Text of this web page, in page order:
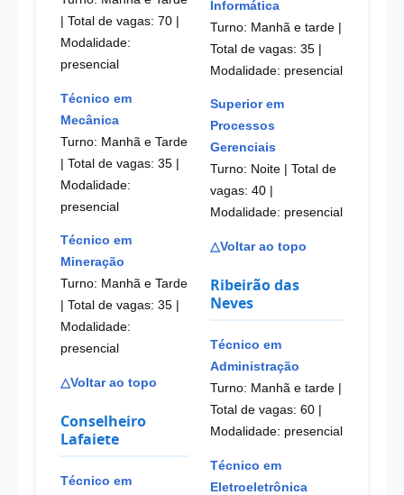
| Total de vagas: 70
Modalidade:
presencial
Técnico em
Mecânica
Turno: Manhã e Tarde
| Total de vagas: 35 |
Modalidade:
presencial
Técnico em
Mineração
Turno: Manhã e Tarde
| Total de vagas: 35
Modalidade:
presencial
△Voltar ao topo
Conselheiro
Lafaiete
Técnico em
Informática
Turno: Manhã e tarde |
Total de vagas: 35 |
Modalidade: presencial
Superior em
Processos
Gerenciais
Turno: Noite | Total de
vagas: 40
Modalidade: presencial
△Voltar ao topo
Ribeirão das
Neves
Técnico em
Administração
Turno: Manhã e tarde |
Total de vagas: 60
Modalidade: presencial
Técnico em
Eletroeletrônica